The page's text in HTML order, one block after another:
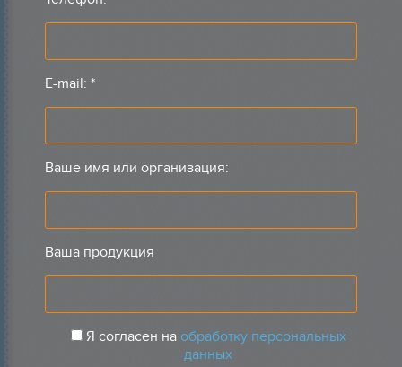
E-mail: *
Ваше имя или организация:
Ваша продукция
Я согласен на обработку персональных
данных